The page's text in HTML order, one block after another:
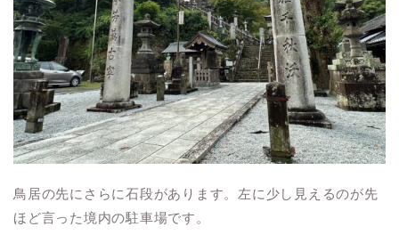
鳥居の先にさらに石段があります。左に少し見えるのが先
ほど言った境内の駐車場です。